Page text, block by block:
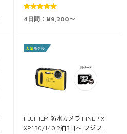
5段階中
4日間：¥9,200～
FUJIFILM 防水カメラ FINEPIX
XP130/140 2泊3日～ フジフ…